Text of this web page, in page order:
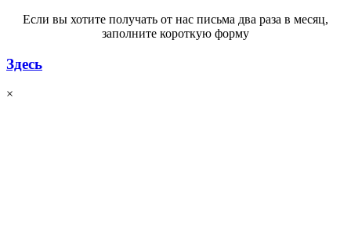
Если вы хотите получать от нас письма два раза в месяц,
заполните короткую форму
Здесь
×